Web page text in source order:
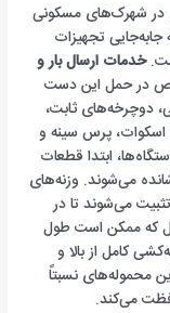
در شهرک‌های مسکونی
جابه‌جایی تجهیزات
خدمات ارسال بار و
در حمل این دست
دوچرخه‌های ثابت،
اسکوات، پرس سینه و
ابتدا قطعات
می‌شوند. وزنه‌های
می‌شوند تا در
که ممکن است طول
کامل از بالا و
۲۰۰ میلیونی نیز این محموله‌های نسبتاً
می‌کند.